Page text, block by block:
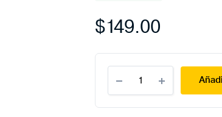
$149.00
quantity